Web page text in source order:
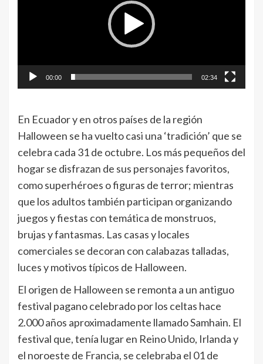
00:00 02:34
En Ecuador y en otros países de la región
Halloween se ha vuelto casi una ‘tradición’ que se
celebra cada 31 de octubre. Los más pequeños del
hogar se disfrazan de sus personajes favoritos,
como superhéroes o figuras de terror; mientras
que los adultos también participan organizando
juegos y fiestas con temática de monstruos,
brujas y fantasmas. Las casas y locales
comerciales se decoran con calabazas talladas,
luces y motivos típicos de Halloween.
El origen de Halloween se remonta a un antiguo
festival pagano celebrado por los celtas hace
2.000 años aproximadamente llamado Samhain. El
festival que, tenía lugar en Reino Unido, Irlanda y
el noroeste de Francia, se celebraba el 01 de